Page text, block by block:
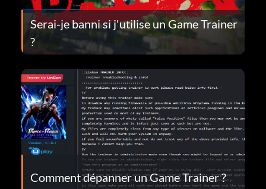
Serai-je banni si j'utilise un Game Trainer
?
Comment dépanner un Game Trainer ?